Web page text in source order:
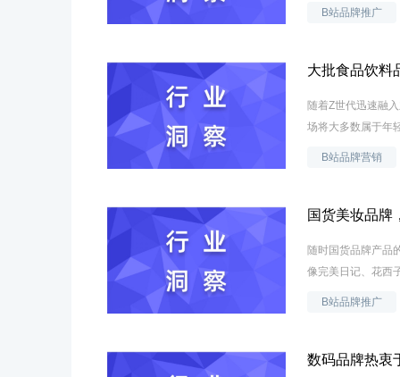
B站品牌推广
大批食品饮料
随着Z世代迅速融
场将大多数属于年
B站品牌营销
国货美妆品牌
随时国货品牌产品
像完美日记、花西
B站品牌推广
数码品牌热衷